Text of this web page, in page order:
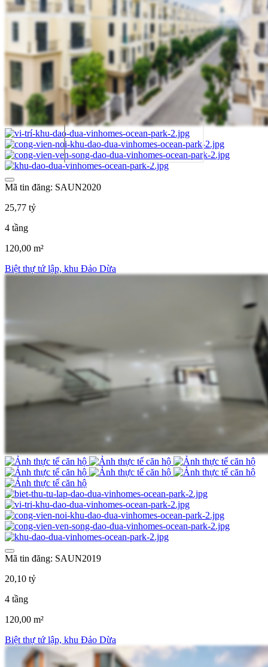
Mã tin đăng: SAUN2020
25,77 tỷ
4 tầng
120,00 m²
Biệt thự tứ lập, khu Đảo Dừa
Mã tin đăng: SAUN2019
20,10 tỷ
4 tầng
120,00 m²
Biệt thự tứ lập, khu Đảo Dừa